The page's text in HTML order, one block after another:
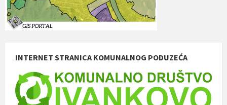
INTERNET STRANICA KOMUNALNOG PODUZEĆA